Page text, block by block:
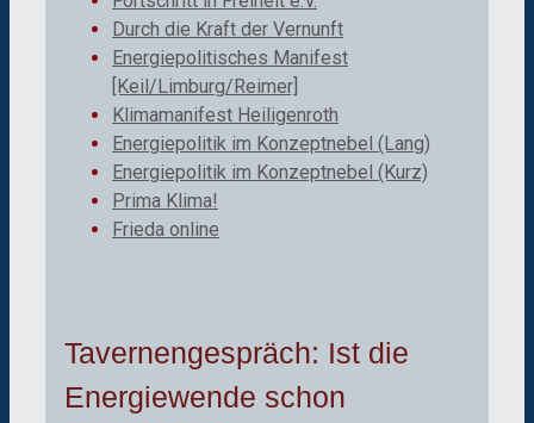
Durch die Kraft der Vernunft
Energiepolitisches Manifest
[Keil/Limburg/Reimer]
Klimamanifest Heiligenroth
Energiepolitik im Konzeptnebel (Lang)
Energiepolitik im Konzeptnebel (Kurz)
Prima Klima!
Frieda online
Tavernengespräch: Ist die
Energiewende schon